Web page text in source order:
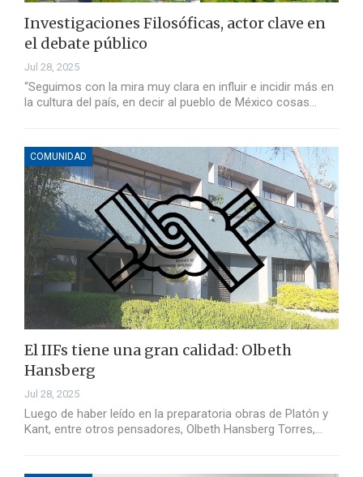
Investigaciones Filosóficas, actor clave en
el debate público
Jul 28, 2025
“Seguimos con la mira muy clara en influir e incidir más en
la cultura del país, en decir al pueblo de México cosas…
COMUNIDAD
El IIFs tiene una gran calidad: Olbeth
Hansberg
Jul 28, 2025
Luego de haber leído en la preparatoria obras de Platón y
Kant, entre otros pensadores, Olbeth Hansberg Torres,…